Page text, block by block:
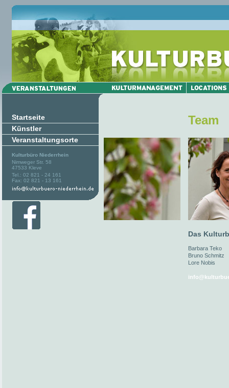
Startseite
Künstler
Veranstaltungsorte
Kulturbüro Niederrhein
Nimweger Str. 58
47533 Kleve
Tel.: 02 821 - 24 161
Fax: 02 821 - 13 161
Team
Das
Barbara Teko
Bruno Schmitz
Lore Nobis